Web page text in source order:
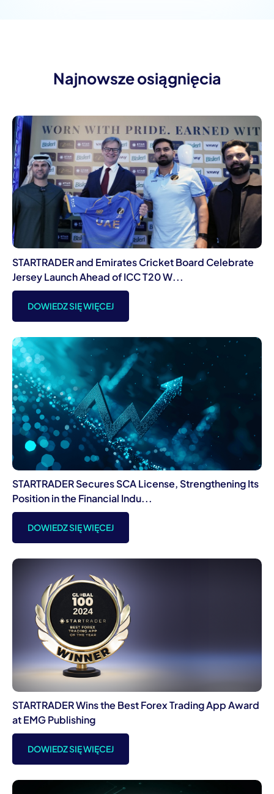
Najnowsze osiągnięcia
STARTRADER and Emirates Cricket Board Celebrate
Jersey Launch Ahead of ICC T20 W...
DOWIEDZ SIĘ WIĘCEJ
STARTRADER Secures SCA License, Strengthening Its
Position in the Financial Indu...
DOWIEDZ SIĘ WIĘCEJ
STARTRADER Wins the Best Forex Trading App Award
at EMG Publishing
DOWIEDZ SIĘ WIĘCEJ